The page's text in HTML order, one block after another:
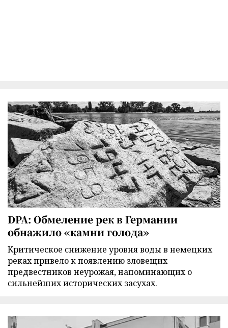
DPA: Обмеление рек в Германии
обнажило «камни голода»
Критическое снижение уровня воды в немецких
реках привело к появлению зловещих
предвестников неурожая, напоминающих о
сильнейших исторических засухах.